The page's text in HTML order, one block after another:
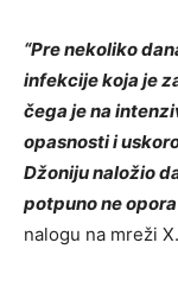
“Pre nekoliko
infekcije koja je
čega je na
opasnosti i
Džoniju naložio
potpuno ne
nalogu na mreži X.